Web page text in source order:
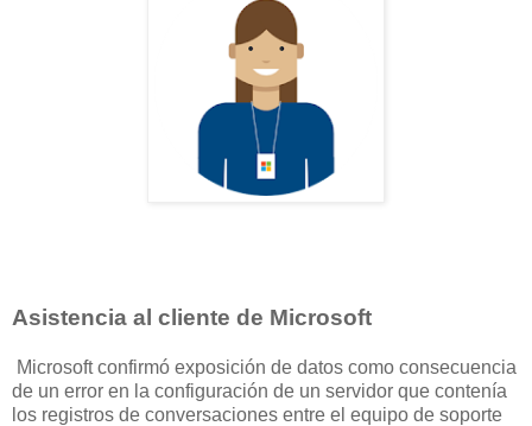
Asistencia al cliente de Microsoft
Microsoft confirmó exposición de datos como consecuencia
de un error en la configuración de un servidor que contenía
los registros de conversaciones entre el equipo de soporte